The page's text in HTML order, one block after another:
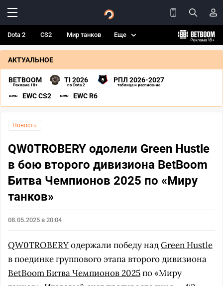
Dota 2 CS2 Мир танков Еще
АКТУАЛЬНОЕ
BETBOOM
Реклама 18+
TI 2026
по Dota 2
РПЛ 2026-2027
таблица и расписание
EWC CS2 EWC R6
Новость
QW0TROBERY одолели Green Hustle
в бою второго дивизиона BetBoom
Битва Чемпионов 2025 по «Миру
танков»
08.05.2025 в 20:04
QW0TROBERYодержали победу надGreen Hustle
в поединке группового этапа второго дивизиона
BetBoom Битва Чемпионов 2025по «Миру